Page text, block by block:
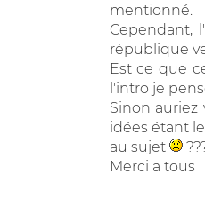
mentionné.
Cependant,
république
Est ce que
l'intro je
Sinon
idées étant
au sujet
Merci a tous